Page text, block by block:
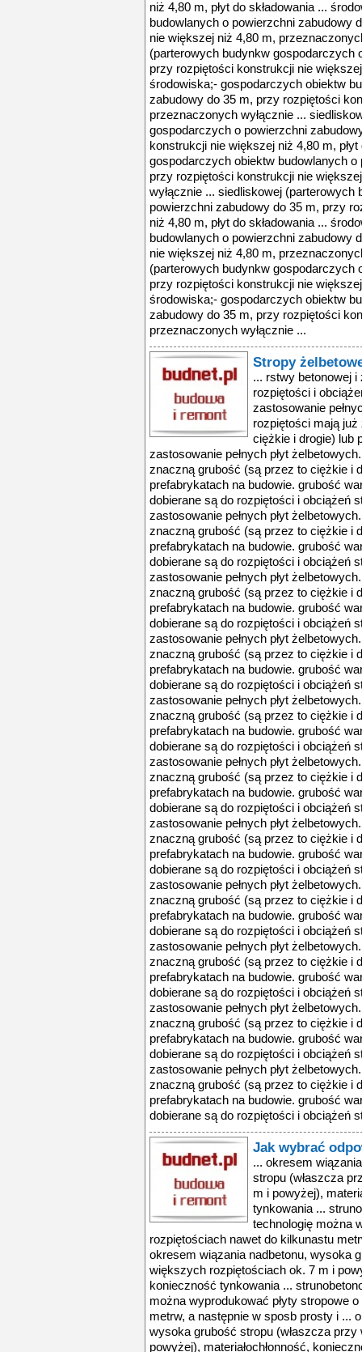
niż 4,80 m, płyt do składowania ...
budowlanych o powierzchni zabudowy
nie większej niż 4,80 m,
(parterowych budynkw gospodarczych
przy rozpiętości konstrukcji nie
środowiska;- gospodarczych obiektw
zabudowy do 35 m, przy rozpiętości
przeznaczonych wyłącznie ...
gospodarczych o powierzchni
konstrukcji nie większej niż 4,80 m,
gospodarczych obiektw budowlanych
przy rozpiętości konstrukcji nie
wyłącznie ... siedliskowej
powierzchni zabudowy do 35 m, przy
niż 4,80 m, płyt do składowania ...
budowlanych o powierzchni zabudowy
nie większej niż 4,80 m,
(parterowych budynkw gospodarczych
przy rozpiętości konstrukcji nie
środowiska;- gospodarczych obiektw
zabudowy do 35 m, przy rozpiętości
przeznaczonych wyłącznie ...
Stropy
... rstwy betonowej i
rozpiętości i
zastosowanie
rozpiętości mają
ciężkie i drogie) lub
zastosowanie pełnych płyt
znaczną grubość (są przez to ciężkie i
prefabrykatach na budowie. grubość
dobierane są do rozpiętości i obciążeń
zastosowanie pełnych płyt
znaczną grubość (są przez to ciężkie i
prefabrykatach na budowie. grubość
dobierane są do rozpiętości i obciążeń
zastosowanie pełnych płyt
znaczną grubość (są przez to ciężkie i
prefabrykatach na budowie. grubość
dobierane są do rozpiętości i obciążeń
zastosowanie pełnych płyt
znaczną grubość (są przez to ciężkie i
prefabrykatach na budowie. grubość
dobierane są do rozpiętości i obciążeń
zastosowanie pełnych płyt
znaczną grubość (są przez to ciężkie i
prefabrykatach na budowie. grubość
dobierane są do rozpiętości i obciążeń
zastosowanie pełnych płyt
znaczną grubość (są przez to ciężkie i
prefabrykatach na budowie. grubość
dobierane są do rozpiętości i obciążeń
zastosowanie pełnych płyt
znaczną grubość (są przez to ciężkie i
prefabrykatach na budowie. grubość
dobierane są do rozpiętości i obciążeń
zastosowanie pełnych płyt
znaczną grubość (są przez to ciężkie i
prefabrykatach na budowie. grubość
dobierane są do rozpiętości i obciążeń
zastosowanie pełnych płyt
znaczną grubość (są przez to ciężkie i
prefabrykatach na budowie. grubość
dobierane są do rozpiętości i obciążeń
zastosowanie pełnych płyt
znaczną grubość (są przez to ciężkie i
prefabrykatach na budowie. grubość
dobierane są do rozpiętości i obciążeń
zastosowanie pełnych płyt
znaczną grubość (są przez to ciężkie i
prefabrykatach na budowie. grubość
dobierane są do rozpiętości i obciążeń
Jak wybrać
... okresem
stropu (właszcza
m i powyżej),
tynkowania ...
technologię można
rozpiętościach nawet do kilkunastu
okresem wiązania nadbetonu, wysoka
większych rozpiętościach ok. 7 m i
konieczność tynkowania ...
można wyprodukować płyty stropowe
metrw, a następnie w sposb prosty i ...
wysoka grubość stropu (właszcza
powyżej), materiałochłonność,